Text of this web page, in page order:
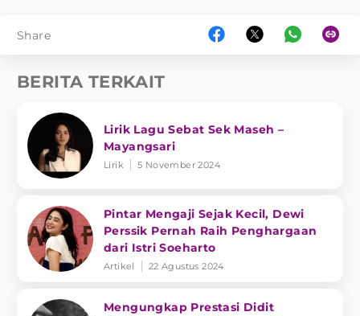
Share
BERITA TERKAIT
Lirik Lagu Sebat Sek Maseh –
Mayangsari
Lirik 5 November 2024
Pintar Mengaji Sejak Kecil, Dewi
Perssik Pernah Raih Penghargaan
dari Istri Soeharto
Artikel 22 Agustus 2024
Mengungkap Prestasi Didit